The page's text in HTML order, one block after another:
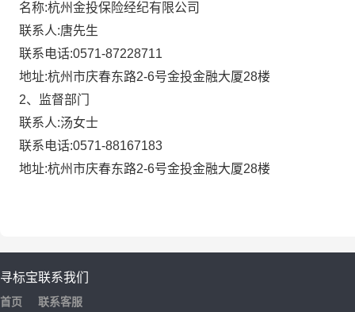
名称:杭州金投保险经纪有限公司
联系人:唐先生
联系电话:0571-87228711
地址:杭州市庆春东路2-6号金投金融大厦28楼
2、监督部门
联系人:汤女士
联系电话:0571-88167183
地址:杭州市庆春东路2-6号金投金融大厦28楼
寻标宝
首页
联系我们
联系客服